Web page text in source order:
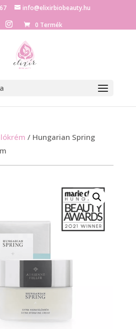
info@elixirbiobeauty.hu
0 Termék
/ Hungarian Spring